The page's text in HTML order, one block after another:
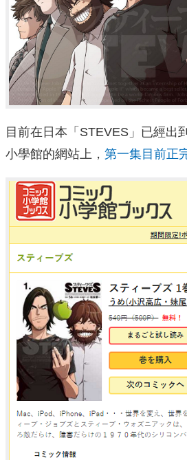
目前在日本「STEVES」已經出
小學館的網站上， 第一集目前正